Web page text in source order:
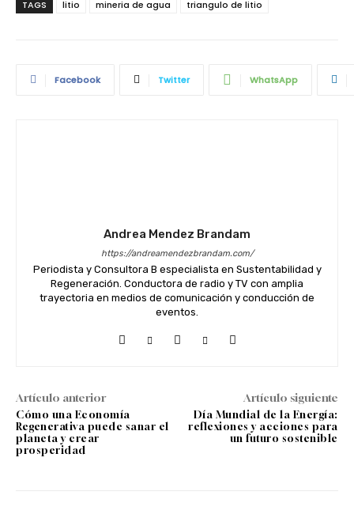
TAGS litio mineria de agua triangulo de litio
Facebook Twitter WhatsApp
Andrea Mendez Brandam
https://andreamendezbrandam.com/
Periodista y Consultora B especialista en Sustentabilidad y
Regeneración. Conductora de radio y TV con amplia
trayectoria en medios de comunicación y conducción de
eventos.
Artículo anterior
Cómo una Economía
Regenerativa puede sanar el
planeta y crear
prosperidad
Artículo siguiente
Día Mundial de la Energía:
reflexiones y acciones para
un futuro sostenible